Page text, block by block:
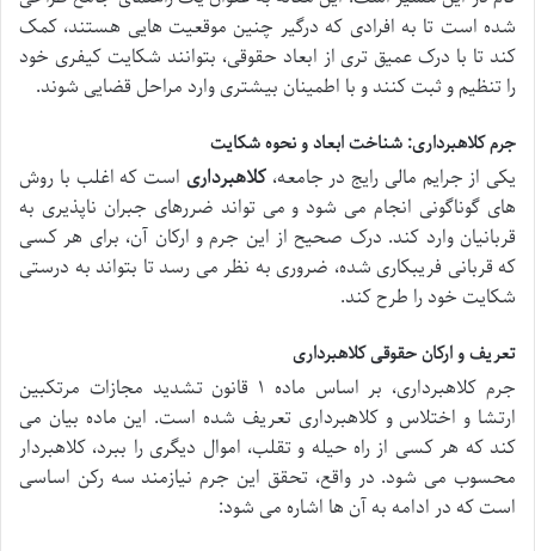
شده است تا به افرادی که درگیر چنین موقعیت هایی هستند، کمک
کند تا با درک عمیق تری از ابعاد حقوقی، بتوانند شکایت کیفری خود
را تنظیم و ثبت کنند و با اطمینان بیشتری وارد مراحل قضایی شوند.
جرم کلاهبرداری: شناخت ابعاد و نحوه شکایت
یکی از جرایم مالی رایج در جامعه،کلاهبرداری است که اغلب با روش
های گوناگونی انجام می شود و می تواند ضررهای جبران ناپذیری به
قربانیان وارد کند. درک صحیح از این جرم و ارکان آن، برای هر کسی
که قربانی فریبکاری شده، ضروری به نظر می رسد تا بتواند به درستی
شکایت خود را طرح کند.
تعریف و ارکان حقوقی کلاهبرداری
جرم کلاهبرداری، بر اساس ماده ۱ قانون تشدید مجازات مرتکبین
ارتشا و اختلاس و کلاهبرداری تعریف شده است. این ماده بیان می
کند که هر کسی از راه حیله و تقلب، اموال دیگری را ببرد، کلاهبردار
محسوب می شود. در واقع، تحقق این جرم نیازمند سه رکن اساسی
است که در ادامه به آن ها اشاره می شود: